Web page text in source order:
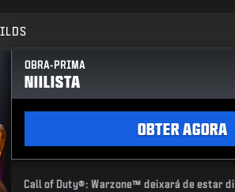
OBRA-PRIMA
NIILISTA
OBTER AGORA
Call of Duty®: Warzone™ deixará de estar